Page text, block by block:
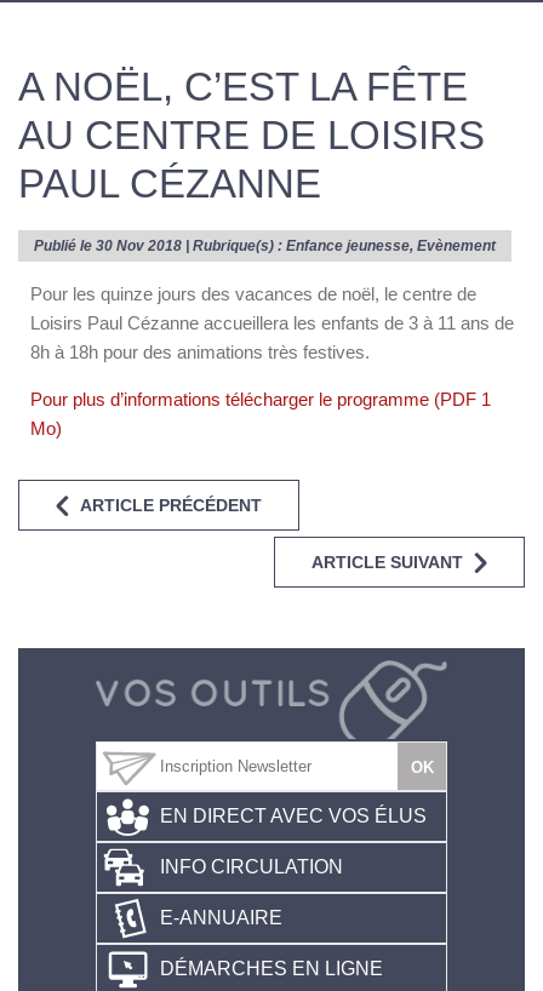
A NOËL, C’EST LA FÊTE
AU CENTRE DE LOISIRS
PAUL CÉZANNE
Publié le 30 Nov 2018 | Rubrique(s) : Enfance jeunesse, Evènement
Pour les quinze jours des vacances de noël, le centre de
Loisirs Paul Cézanne accueillera les enfants de 3 à 11 ans de
8h à 18h pour des animations très festives.
Pour plus d’informations télécharger le programme (PDF 1
Mo)
ARTICLE PRÉCÉDENT
ARTICLE SUIVANT
EN DIRECT AVEC VOS ÉLUS
INFO CIRCULATION
E-ANNUAIRE
DÉMARCHES EN LIGNE